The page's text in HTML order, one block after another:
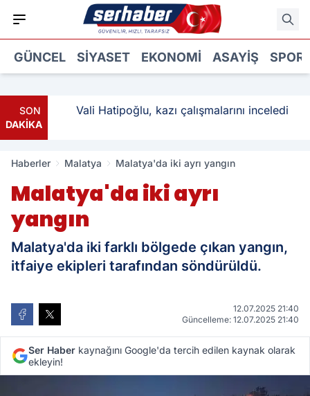
GÜNCEL SIYASET EKONOMI ASAYIŞ SPOR
SON
DAKİKA
Vali Hatipoğlu, kazı çalışmalarını inceledi
Haberler Malatya Malatya'da iki ayrı yangın
Malatya'da iki ayrı
yangın
Malatya'da iki farklı bölgede çıkan yangın,
itfaiye ekipleri tarafından söndürüldü.
12.07.2025 21:40
Güncelleme: 12.07.2025 21:40
Ser Haber kaynağını Google'da tercih edilen kaynak olarak
ekleyin!